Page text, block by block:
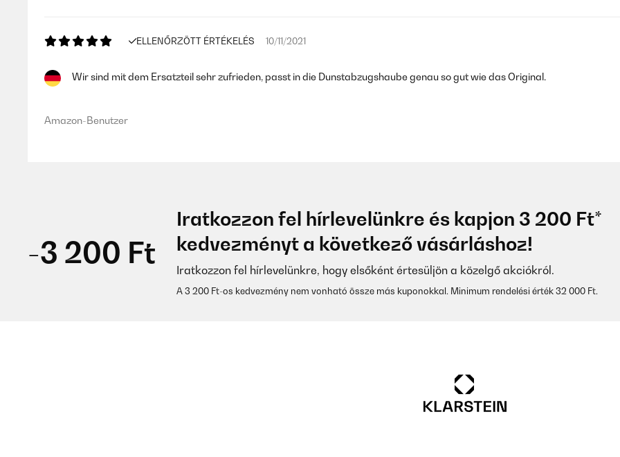
ELLENŐRZÖTT ÉRTÉKELÉS 10/11/2021
Wir sind mit dem Ersatzteil sehr zufrieden, passt in die Dunstabzugshaube genau so gut wie das Original.
Amazon-Benutzer
-3 200 Ft
Iratkozzon fel hírlevelünkre és kapjon 3 200 Ft*
kedvezményt a következő vásárláshoz!
Iratkozzon fel hírlevelünkre, hogy elsőként értesüljön a közelgő akciókról.
A 3 200 Ft-os kedvezmény nem vonható össze más kuponokkal. Minimum rendelési érték 32 000 Ft.